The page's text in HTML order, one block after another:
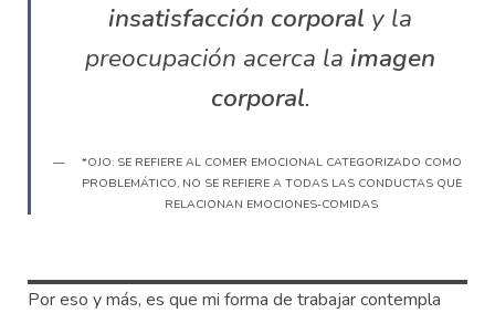
insatisfacción corporal y la
preocupación acerca la imagen
corporal.
*OJO: SE REFIERE AL COMER EMOCIONAL CATEGORIZADO COMO
PROBLEMÁTICO, NO SE REFIERE A TODAS LAS CONDUCTAS QUE
RELACIONAN EMOCIONES-COMIDAS
Por eso y más, es que mi forma de trabajar contempla